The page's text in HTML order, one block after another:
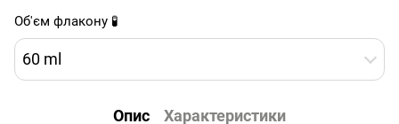
Об'єм флакону 🧪
60 ml
Опис Характеристики